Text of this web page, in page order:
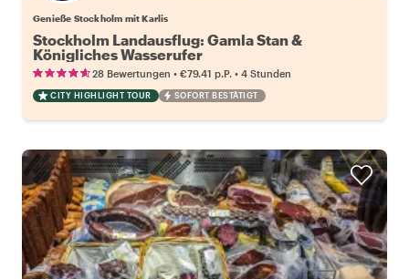
Genieße Stockholm mit Karlis
Stockholm Landausflug: Gamla Stan &
Königliches Wasserufer
28 Bewertungen • €79.41 p.P. • 4 Stunden
CITY HIGHLIGHT TOUR SOFORT BESTÄTIGT